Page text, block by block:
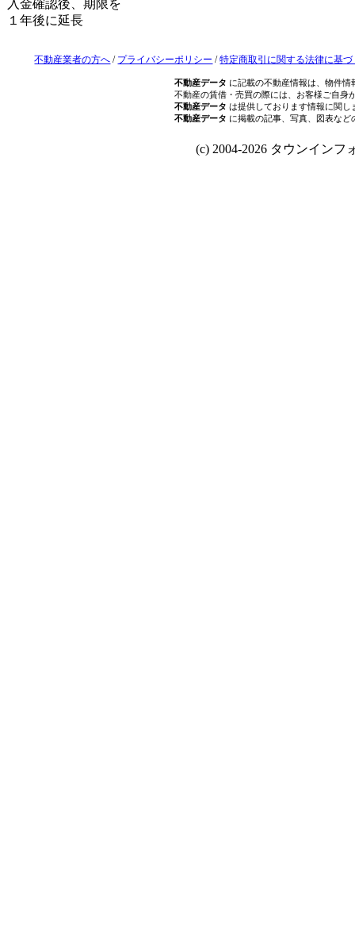
入金確認後、期限を
１年後に延長
不動産業者の方へ / プライバシーポリシー /特定商取引に関する法律に基
不動産データ に記載の不動産情報は、物件
不動産の賃借・売買の際には、お客様ご自身
不動産データ は提供しております情報に関し
不動産データ に掲載の記事、写真、図表な
(c) 2004-2026 タウンインフ